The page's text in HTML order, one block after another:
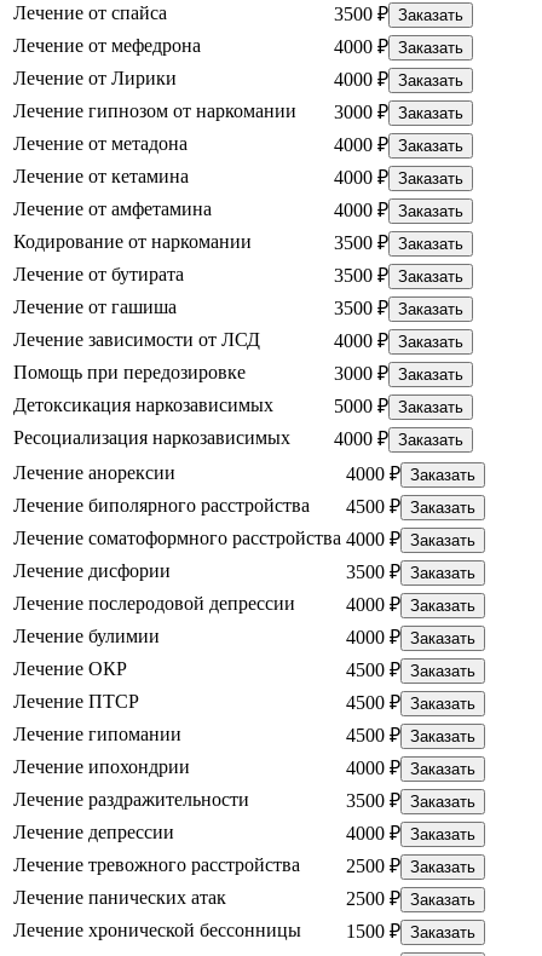
Лечение от спайса 3500 ₽ Заказать
Лечение от мефедрона 4000 ₽ Заказать
Лечение от Лирики 4000 ₽ Заказать
Лечение гипнозом от наркомании 3000 ₽ Заказать
Лечение от метадона 4000 ₽ Заказать
Лечение от кетамина 4000 ₽ Заказать
Лечение от амфетамина 4000 ₽ Заказать
Кодирование от наркомании 3500 ₽ Заказать
Лечение от бутирата 3500 ₽ Заказать
Лечение от гашиша 3500 ₽ Заказать
Лечение зависимости от ЛСД 4000 ₽ Заказать
Помощь при передозировке 3000 ₽ Заказать
Детоксикация наркозависимых 5000 ₽ Заказать
Ресоциализация наркозависимых 4000 ₽ Заказать
Лечение анорексии 4000 ₽ Заказать
Лечение биполярного расстройства 4500 ₽ Заказать
Лечение соматоформного расстройства 4000 ₽ Заказать
Лечение дисфории 3500 ₽ Заказать
Лечение послеродовой депрессии 4000 ₽ Заказать
Лечение булимии 4000 ₽ Заказать
Лечение ОКР 4500 ₽ Заказать
Лечение ПТСР 4500 ₽ Заказать
Лечение гипомании 4500 ₽ Заказать
Лечение ипохондрии 4000 ₽ Заказать
Лечение раздражительности 3500 ₽ Заказать
Лечение депрессии 4000 ₽ Заказать
Лечение тревожного расстройства 2500 ₽ Заказать
Лечение панических атак 2500 ₽ Заказать
Лечение хронической бессонницы 1500 ₽ Заказать